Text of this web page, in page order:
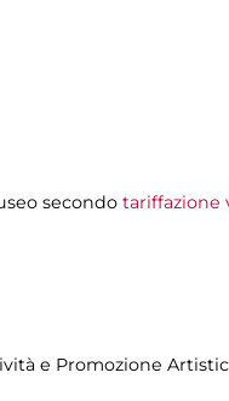
secondo tariffazione
e Promozione